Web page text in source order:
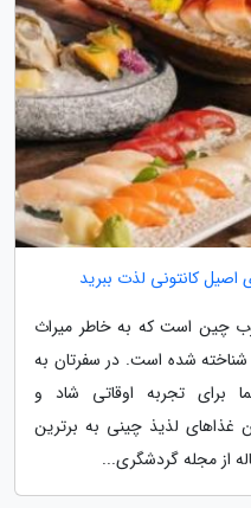
اصیل کانتونی لذت ببرید
چین است که به خاطر میراث
شناخته شده است. در سفرتان به
تجربه اوقاتی شاد و
لذیذ چینی به برترین
از مجله گردشگری...